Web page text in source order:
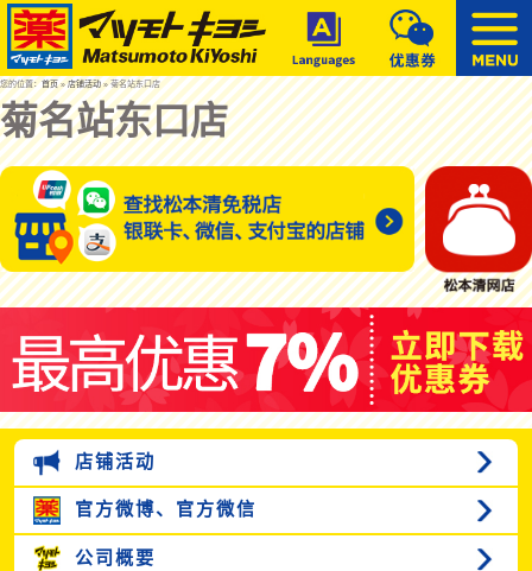
您的位置：首页»店铺活动» 菊名站东口店
菊名站东口店
店铺活动
官方微博、 官方微信
公司概要